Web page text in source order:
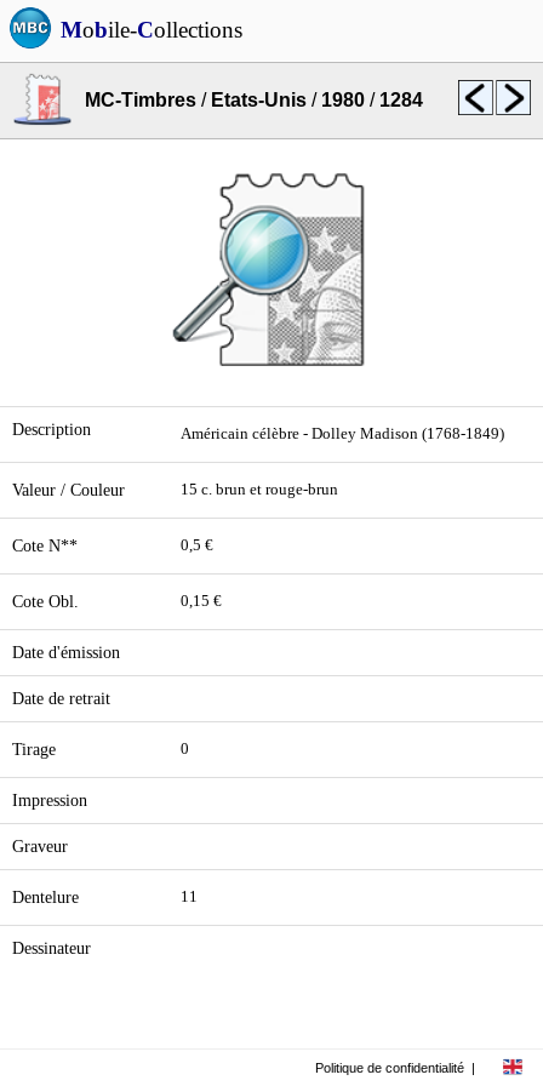
Mobile-Collections
MC-Timbres / Etats-Unis / 1980 / 1284
Description Américain célèbre - Dolley Madison (1768-1849)
Valeur / Couleur 15 c. brun et rouge-brun
Cote N** 0,5 €
Cote Obl. 0,15 €
Date d'émission
Date de retrait
Tirage 0
Impression
Graveur
Dentelure 11
Dessinateur
Politique de confidentialité |